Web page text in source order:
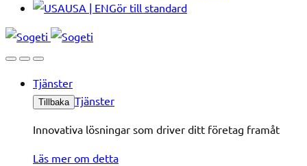
USA | ENGör till standard
Tjänster
Tillbaka Tjänster
Innovativa lösningar som driver ditt företag framåt
Läs mer om detta